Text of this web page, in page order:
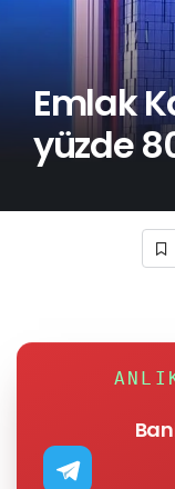
Emlak
yüzde